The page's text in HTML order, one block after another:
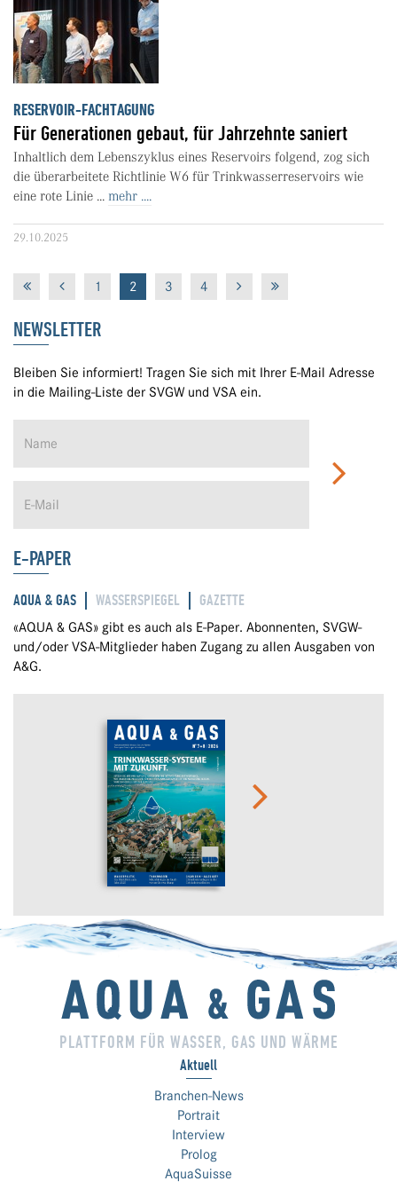
RESERVOIR-FACHTAGUNG
Für Generationen gebaut, für Jahrzehnte saniert
Inhaltlich dem Lebenszyklus eines Reservoirs folgend, zog sich
die überarbeitete Richtlinie W6 für Trinkwasserreservoirs wie
eine rote Linie ... mehr ....
29.10.2025
1 2 3 4
NEWSLETTER
Bleiben Sie informiert! Tragen Sie sich mit Ihrer E-Mail Adresse
in die Mailing-Liste der SVGW und VSA ein.
E-PAPER
AQUA & GAS WASSERSPIEGEL GAZETTE
«AQUA & GAS» gibt es auch als E-Paper. Abonnenten, SVGW-
und/oder VSA-Mitglieder haben Zugang zu allen Ausgaben von
A&G.
PLATTFORM FÜR WASSER, GAS UND WÄRME
Aktuell
Branchen-News
Portrait
Interview
Prolog
AquaSuisse